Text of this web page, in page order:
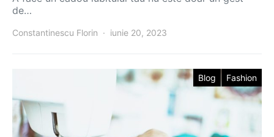
de…
Constantinescu Florin iunie 20, 2023
Blog Fashion